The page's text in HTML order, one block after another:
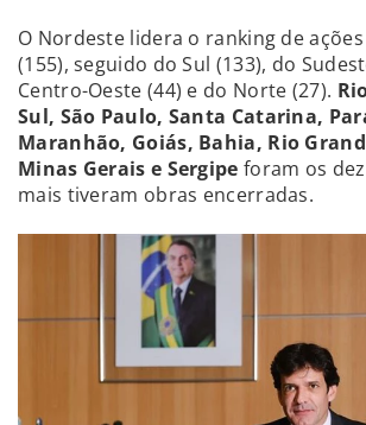
O Nordeste lidera o ranking de
(155), seguido do Sul (133), do
Centro-Oeste (44) e do Norte (27).
Sul, São Paulo, Santa Catarina,
Maranhão, Goiás, Bahia, Rio
Minas Gerais e Sergipe foram os
mais tiveram obras encerradas.